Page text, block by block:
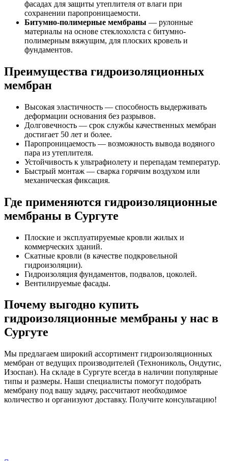
фасадах для защиты утеплителя от влаги при
сохранении паропроницаемости.
Битумно-полимерные мембраны — рулонные
материалы на основе стеклохолста с битумно-
полимерным вяжущим, для плоских кровель и
фундаментов.
Преимущества гидроизоляционных
мембран
Высокая эластичность — способность выдерживать
деформации основания без разрывов.
Долговечность — срок службы качественных мембран
достигает 50 лет и более.
Паропроницаемость — возможность вывода водяного
пара из утеплителя.
Устойчивость к ультрафиолету и перепадам температур.
Быстрый монтаж — сварка горячим воздухом или
механическая фиксация.
Где применяются гидроизоляционные
мембраны в Сургуте
Плоские и эксплуатируемые кровли жилых и
коммерческих зданий.
Скатные кровли (в качестве подкровельной
гидроизоляции).
Гидроизоляция фундаментов, подвалов, цоколей.
Вентилируемые фасады.
Почему выгодно купить
гидроизоляционные мембраны у нас в
Сургуте
Мы предлагаем широкий ассортимент гидроизоляционных
мембран от ведущих производителей (Технониколь, Ондутис,
Изоспан). На складе в Сургуте всегда в наличии популярные
типы и размеры. Наши специалисты помогут подобрать
мембрану под вашу задачу, рассчитают необходимое
количество и организуют доставку. Получите консультацию!